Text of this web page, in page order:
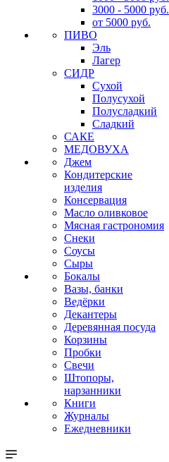
3000 - 5000 руб.
от 5000 руб.
ПИВО
Эль
Лагер
СИДР
Сухой
Полусухой
Полусладкий
Сладкий
САКЕ
МЕДОВУХА
Джем
Кондитерские
изделия
Консервация
Масло оливковое
Мясная гастрономия
Снеки
Соусы
Сыры
Бокалы
Вазы, банки
Ведёрки
Декантеры
Деревянная посуда
Корзины
Пробки
Свечи
Штопоры,
нарзанники
Книги
Журналы
Ежедневники